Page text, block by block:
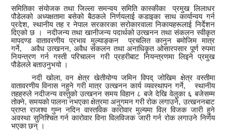
समितिका संयोजक तथा जिल्ला समन्वय समिति कास्कीका प्रमुख लिलाधर
पौडेलको अध्यक्षतामा बसेको बैठकले निर्णयलाई कडाइका साथ कार्यान्वय गर्न
प्रदेश, स्थानीय तह र नेपाल सरकारका सरोकारवाला निकायहरूलाई निर्देशन
दिएको छ
।
नदीजन्य तथा खानीजन्य पदार्थको उत्खनन तथा संकलन स्वीकृत
मापदण्ड वातावरणीय प्रभाव मुल्याङ्कन प्रचलित कानुन बमोजिम मात्र
गर्ने, अवैध उत्खनन,अवैध संकलन तथा अनाधिकृत ओसारपसार पूर्ण रुपमा
नियन्त्रण गर्न गस्ती परिचालन गरी प्रहरीबाट नियन्त्रणमा लिइने प्रमुख
पौडेलले बताउनुभयो ।
नदी खोला,वन क्षेत्र खेतीयोग्य जमिन विपद् जोखिम क्षेत्र वस्तीमा
वातावरणीय विनास नहुने गरी मात्र उत्खनन कार्य व्यवस्थापन गर्ने, स्थानीय
तहहरुले नदीजन्य वस्तुको उत्खनन समय विहान ८ बजे देखि वेलुका ६ बजेसम्म
तोक्ने,समयको पालना नभएका क्षेत्रमा अनुगमन गरी रोक लगाउने, उत्खननबाट
प्राप्‍त राजश्व गुम्न नदिन वास्तविक कारोवार मुल्यमा विल विजक जारी हुने
अवस्था सुनिश्चित गर्न कारोवार विना विलविजक जारी गर्न रोक लगाउनेनिर्णय
भएका छन् ।